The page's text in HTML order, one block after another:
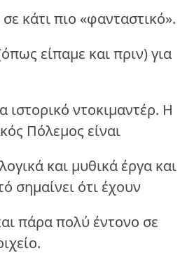
κάτι πιο «φανταστικό».
είπαμε και πριν) για
ιστορικό ντοκιμαντέρ. Η
Πόλεμος είναι
και μυθικά έργα και
σημαίνει ότι έχουν
πάρα πολύ έντονο σε